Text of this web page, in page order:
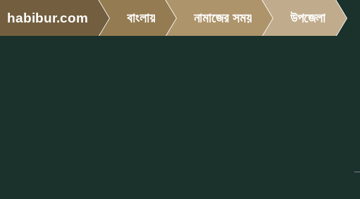
habibur.com বাংলায় নামাজের সময় উপজেলা